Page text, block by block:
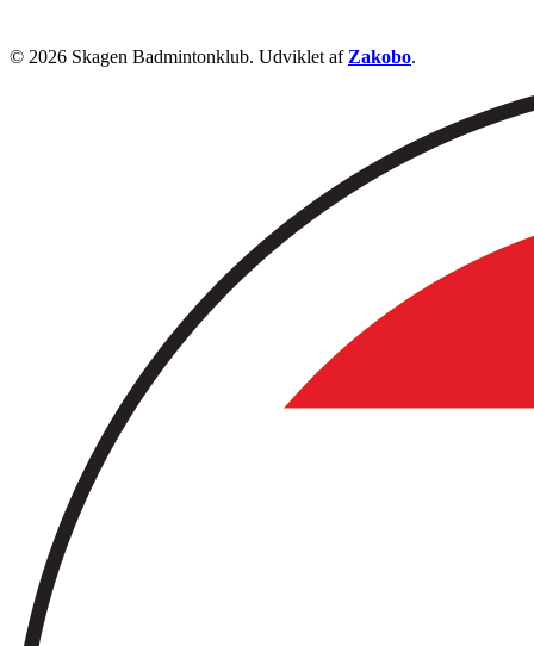
© 2026 Skagen Badmintonklub. Udviklet af Zakobo.